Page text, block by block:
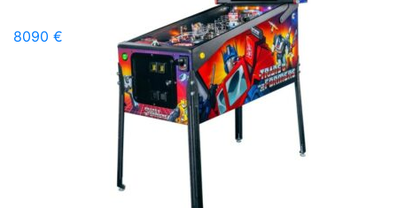
8090 €